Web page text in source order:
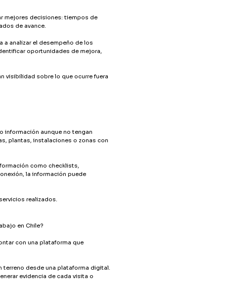
mejores decisiones: tiempos de
de avance.
a analizar el desempeño de los
oportunidades de mejora,
visibilidad sobre lo que ocurre fuera
información aunque no tengan
plantas, instalaciones o zonas con
como checklists,
la información puede
realizados.
en Chile?
con una plataforma que
terreno desde una plataforma digital.
evidencia de cada visita o